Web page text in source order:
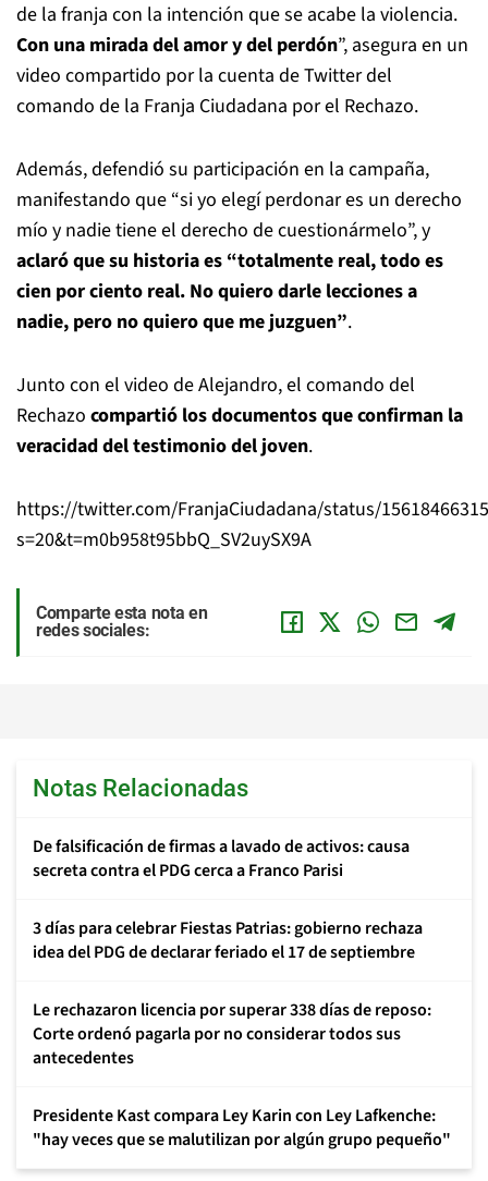
de la franja con la intención que se acabe la violencia.
Con una mirada del amor y del perdón”, asegura en un
video compartido por la cuenta de Twitter del
comando de la Franja Ciudadana por el Rechazo.
Además, defendió su participación en la campaña,
manifestando que “si yo elegí perdonar es un derecho
mío y nadie tiene el derecho de cuestionármelo”, y
aclaró que su historia es “totalmente real, todo es
cien por ciento real. No quiero darle lecciones a
nadie, pero no quiero que me juzguen”.
Junto con el video de Alejandro, el comando del
Rechazo compartió los documentos que confirman la
veracidad del testimonio del joven.
https://twitter.com/FranjaCiudadana/status/
s=20&t=m0b958t95bbQ_SV2uySX9A
Comparte esta nota en
redes sociales:
Notas Relacionadas
De falsificación de firmas a lavado de activos: causa
secreta contra el PDG cerca a Franco Parisi
3 días para celebrar Fiestas Patrias: gobierno rechaza
idea del PDG de declarar feriado el 17 de septiembre
Le rechazaron licencia por superar 338 días de reposo:
Corte ordenó pagarla por no considerar todos sus
antecedentes
Presidente Kast compara Ley Karin con Ley Lafkenche:
"hay veces que se malutilizan por algún grupo pequeño"